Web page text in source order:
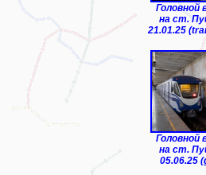
Головной
на ст.
21.01.25
Головной
на ст.
05.06.25